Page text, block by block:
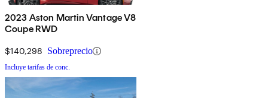
2023 Aston Martin Vantage V8
Coupe RWD
$140,298 Sobreprecio
Incluye tarifas de conc.